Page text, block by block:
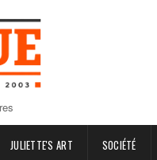
JULIETTE'S ART SOCIÉTÉ